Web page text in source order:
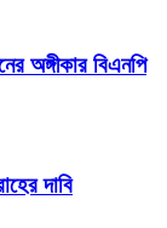
অঙ্গীকার বিএনপি
দাবি